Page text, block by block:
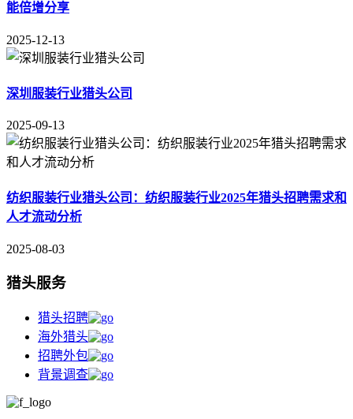
能倍增分享
2025-12-13
深圳服装行业猎头公司
2025-09-13
纺织服装行业猎头公司：纺织服装行业2025年猎头招聘需求和
人才流动分析
2025-08-03
猎头服务
猎头招聘
海外猎头
招聘外包
背景调查